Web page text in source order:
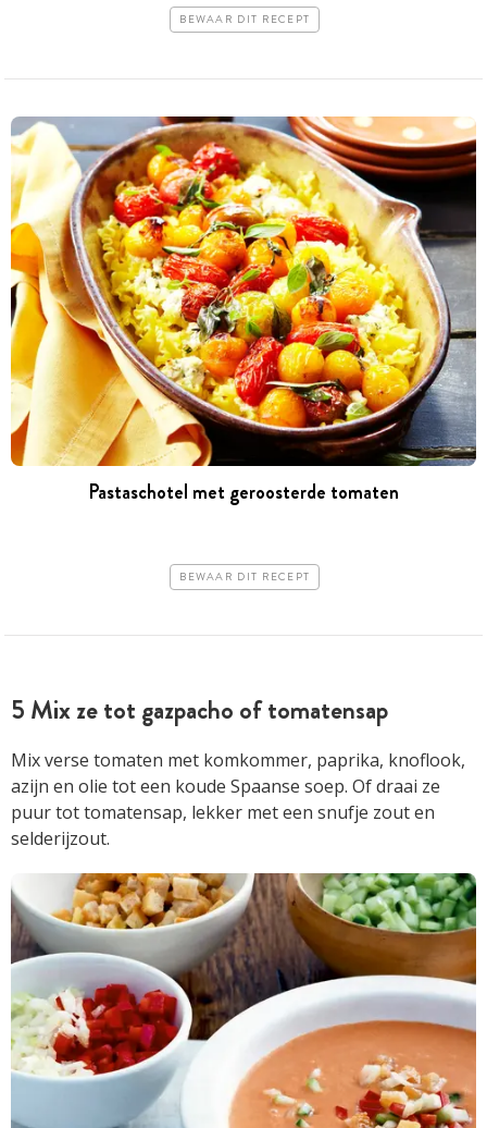
BEWAAR DIT RECEPT
Pastaschotel met geroosterde tomaten
BEWAAR DIT RECEPT
5 Mix ze tot gazpacho of tomatensap
Mix verse tomaten met komkommer, paprika, knoflook,
azijn en olie tot een koude Spaanse soep. Of draai ze
puur tot tomatensap, lekker met een snufje zout en
selderijzout.